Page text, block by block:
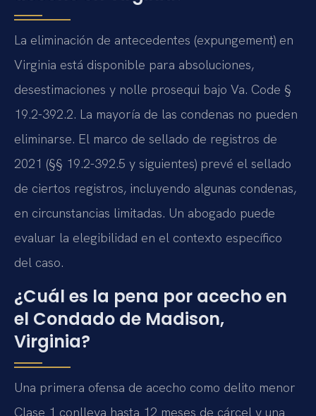
La eliminación de antecedentes (expungement) en
Virginia está disponible para absoluciones,
desestimaciones y nolle prosequi bajo Va. Code §
19.2-392.2. La mayoría de las condenas no pueden
eliminarse. El marco de sellado de registros de
2021 (§§ 19.2-392.5 y siguientes) prevé el sellado
de ciertos registros, incluyendo algunas condenas,
en circunstancias limitadas. Un abogado puede
evaluar la elegibilidad en el contexto específico
del caso.
¿Cuál es la pena por acecho en
el Condado de Madison,
Virginia?
Una primera ofensa de acecho como delito menor
Clase 1 conlleva hasta 12 meses de cárcel y una